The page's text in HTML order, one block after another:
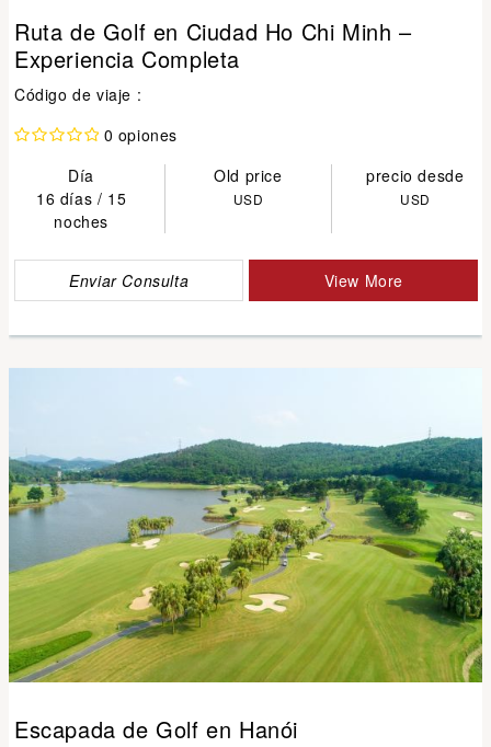
Ruta de Golf en Ciudad Ho Chi Minh –
Experiencia Completa
Código de viaje :
0 opiones
Día
Old price
precio desde
16 días / 15
noches
USD USD
Enviar Consulta View More
Escapada de Golf en Hanói